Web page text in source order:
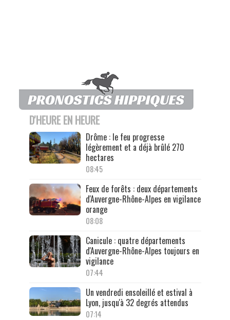
D'HEURE EN HEURE
Drôme : le feu progresse
légèrement et a déjà brûlé 270
hectares
08:45
Feux de forêts : deux départements
d'Auvergne-Rhône-Alpes en vigilance
orange
08:08
Canicule : quatre départements
d'Auvergne-Rhône-Alpes toujours en
vigilance
07:44
Un vendredi ensoleillé et estival à
Lyon, jusqu'à 32 degrés attendus
07:14